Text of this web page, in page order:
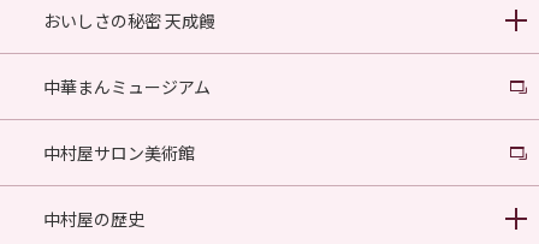
おいしさの秘密 天成饅
中華まんミュージアム
中村屋サロン美術館
中村屋の歴史